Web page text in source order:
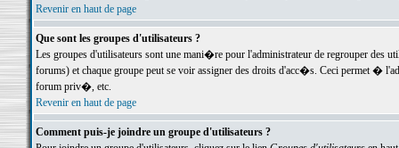
Revenir en haut de page
Que sont les groupes d'utilisateurs ?
Les groupes d'utilisateurs sont une mani�re pour l'administrateur de regrouper des
forums) et chaque groupe peut se voir assigner des droits d'acc�s. Ceci permet
forum priv�, etc.
Revenir en haut de page
Comment puis-je joindre un groupe d'utilisateurs ?